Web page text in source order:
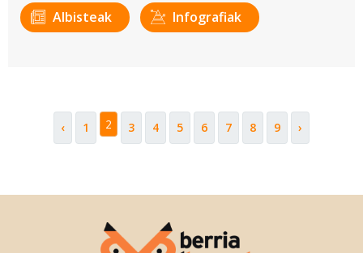
Albisteak Infografiak
‹ 1 2 3 4 5 6 7 8 9 ›